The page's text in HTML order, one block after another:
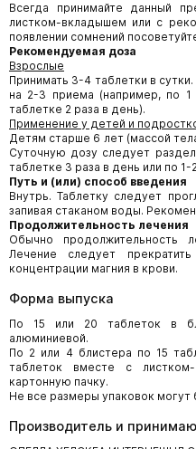
Всегда принимайте данный
листком-вкладышем или с
появлении сомнений
Рекомендуемая доза
Взрослые
Принимать 3-4 таблетки в
на 2-3 приема (например, по
таблетке 2 раза в день).
Применение у детей и
Детям старше 6 лет (массой
Суточную дозу следует
таблетке 3 раза в день или по 1-
Путь и (или) способ введения
Внутрь. Таблетку следует
запивая стаканом воды.
Продолжительность лечения
Обычно продолжительность
Лечение следует
концентрации магния в крови.
Форма выпуска
По 15 или 20 таблеток в
алюминиевой.
По 2 или 4 блистера по 15
таблеток вместе с
картонную пачку.
Не все размеры упаковок могут
Производитель и